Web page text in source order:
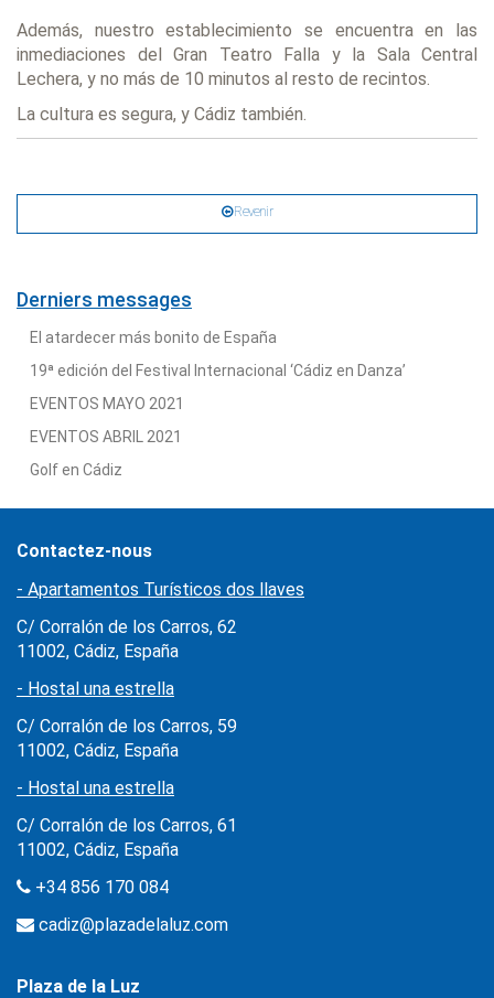
Además, nuestro establecimiento se encuentra en las
inmediaciones del Gran Teatro Falla y la Sala Central
Lechera, y no más de 10 minutos al resto de recintos.
La cultura es segura, y Cádiz también.
Revenir
Derniers messages
El atardecer más bonito de España
19ª edición del Festival Internacional ‘Cádiz en Danza’
EVENTOS MAYO 2021
EVENTOS ABRIL 2021
Golf en Cádiz
Contactez-nous
- Apartamentos Turísticos dos llaves
C/ Corralón de los Carros, 62
11002, Cádiz, España
- Hostal una estrella
C/ Corralón de los Carros, 59
11002, Cádiz, España
- Hostal una estrella
C/ Corralón de los Carros, 61
11002, Cádiz, España
+34 856 170 084
cadiz@plazadelaluz.com
Plaza de la Luz